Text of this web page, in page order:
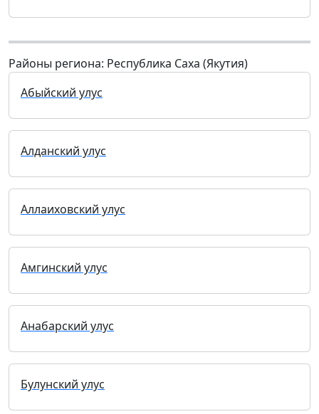
Районы региона: Республика Саха (Якутия)
Абыйский улус
Алданский улус
Аллаиховский улус
Амгинский улус
Анабарский улус
Булунский улус